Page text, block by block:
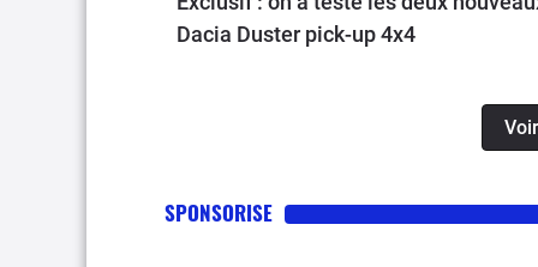
Dacia Duster pick-up 4x4
SPONSORISE